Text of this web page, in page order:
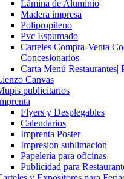
Lámina de Aluminio
Madera impresa
Polipropileno
Pvc Espumado
Carteles Compra-Venta
Concesionarios
Carta Menú Restaurantes|
Canvas
publicitarios
Flyers y Desplegables
Calendarios
Imprenta Poster
Impresion sublimacion
Papelería para oficinas
Publicidad para